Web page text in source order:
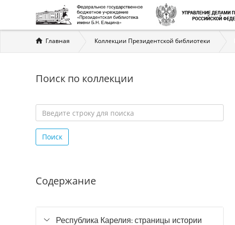
Вы
здесь
Главная Коллекции Президентской библиотеки
Поиск по коллекции
строку
для
Поиск
Содержание
Республика Карелия: страницы истории